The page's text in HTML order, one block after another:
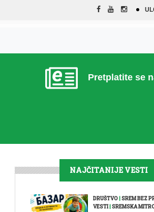
Pretplatite se
NAJČITANIJE VESTI
DRUŠTVO|SREM BEZ
VESTI|SREMSKA